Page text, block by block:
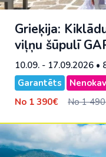
Grieķija:
viļņu šūpulī
10.09. - 17.09.2026 •
Garantēts
No 1 390€ No 1